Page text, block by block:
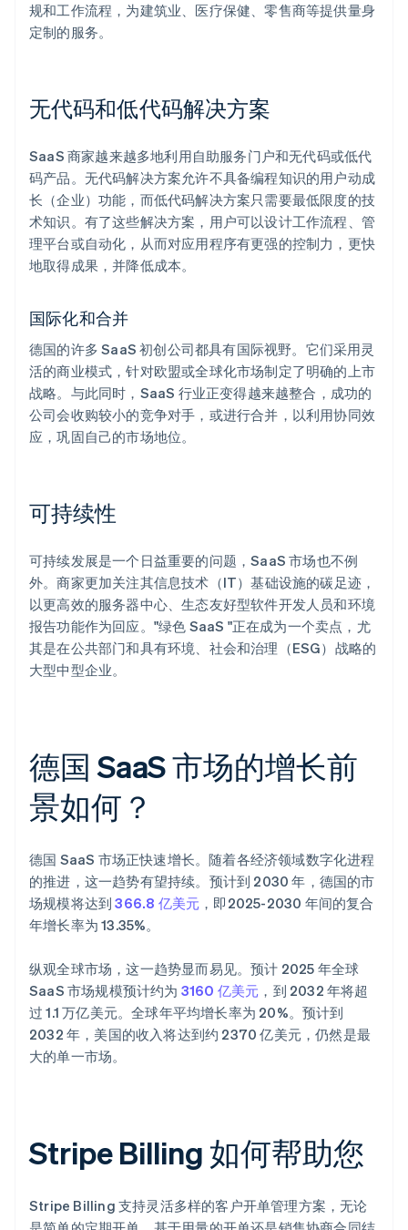
规和工作流程，为建筑业、医疗保健、零售商等提供量身
定制的服务。
无代码和低代码解决方案
SaaS 商家越来越多地利用自助服务门户和无代码或低代
码产品。无代码解决方案允许不具备编程知识的用户动成
长（企业）功能，而低代码解决方案只需要最低限度的技
术知识。有了这些解决方案，用户可以设计工作流程、管
理平台或自动化，从而对应用程序有更强的控制力，更快
地取得成果，并降低成本。
国际化和合并
德国的许多 SaaS 初创公司都具有国际视野。它们采用灵
活的商业模式，针对欧盟或全球化市场制定了明确的上市
战略。与此同时，SaaS 行业正变得越来越整合，成功的
公司会收购较小的竞争对手，或进行合并，以利用协同效
应，巩固自己的市场地位。
可持续性
可持续发展是一个日益重要的问题，SaaS 市场也不例
外。商家更加关注其信息技术（IT）基础设施的碳足迹，
以更高效的服务器中心、生态友好型软件开发人员和环境
报告功能作为回应。"绿色 SaaS "正在成为一个卖点，尤
其是在公共部门和具有环境、社会和治理（ESG）战略的
大型中型企业。
德国 SaaS 市场的增长前
景如何？
德国 SaaS 市场正快速增长。随着各经济领域数字化进程
的推进，这一趋势有望持续。预计到 2030 年，德国的市
场规模将达到366.8 亿美元 ，即2025-2030 年间的复合
年增长率为 13.35%。
纵观全球市场，这一趋势显而易见。预计 2025 年全球
SaaS 市场规模预计约为 3160 亿美元 ，到 2032 年将超
过 1.1 万亿美元。全球年平均增长率为 20%。预计到
2032 年，美国的收入将达到约 2370 亿美元，仍然是最
大的单一市场。
Stripe Billing 如何帮助您
Stripe Billing 支持灵活多样的客户开单管理方案，无论